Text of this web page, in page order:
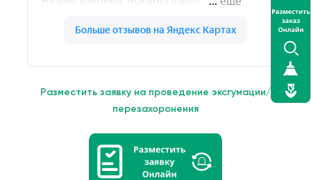
Разместить заявку на проведение эксгумации/
перезахоронения